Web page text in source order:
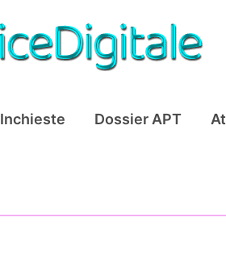
Inchieste Dossier APT